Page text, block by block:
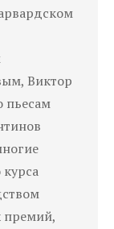
Виктор
пьесам
премий,